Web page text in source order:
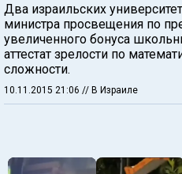
Два израильских
министра просвещения по
увеличенного бонуса
аттестат зрелости по
сложности.
10.11.2015 21:06 // В Израиле